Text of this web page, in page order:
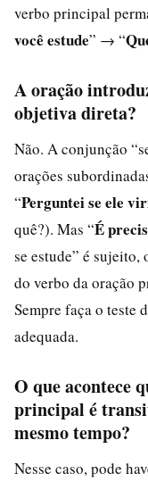
verbo principal
você estude” → “
A oração
objetiva direta?
Não. A conjunção
orações
“Perguntei se ele
quê?). Mas “É
se estude” é
do verbo da oração
Sempre faça o teste
adequada.
O que acontece
principal é
mesmo tempo?
Nesse caso, pode